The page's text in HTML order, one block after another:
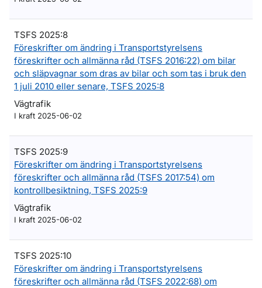
TSFS 2025:8
Föreskrifter om ändring i Transportstyrelsens
föreskrifter och allmänna råd (TSFS 2016:22) om bilar
och släpvagnar som dras av bilar och som tas i bruk den
1 juli 2010 eller senare, TSFS 2025:8
Vägtrafik
I kraft 2025-06-02
TSFS 2025:9
Föreskrifter om ändring i Transportstyrelsens
föreskrifter och allmänna råd (TSFS 2017:54) om
kontrollbesiktning, TSFS 2025:9
Vägtrafik
I kraft 2025-06-02
TSFS 2025:10
Föreskrifter om ändring i Transportstyrelsens
föreskrifter och allmänna råd (TSFS 2022:68) om